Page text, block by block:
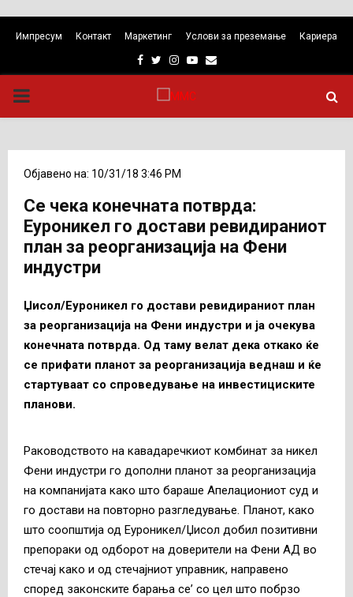
Импресум Контакт Маркетинг Услови за преземање Кариера
Facebook
TwitterInstagram
Youtube
Email
PRIMARY
Објавено на: 10/31/18 3:46 PM
Се чека конечната потврда:
Еуроникел го достави ревидираниот
план за реорганизација на Фени
индустри
Џисол/Еуроникел го достави ревидираниот план
за реорганизација на Фени индустри и ја очекува
конечната потврда. Од таму велат дека откако ќе
се прифати планот за реорганизација веднаш и ќе
стартуваат со спроведување на инвестициските
планови.
Раководството на кавадаречкиот комбинат за никел
Фени индустри го дополни планот за реорганизација
на компанијата како што бараше Апелациониот суд и
го достави на повторно разгледување. Планот, како
што соопштија од Еуроникел/Џисол добил позитивни
препораки од одборот на доверители на Фени АД во
стечај како и од стечајниот управник, направено
според законските барања се’ со цел што побрзо